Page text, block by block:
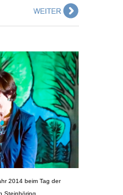
2014 beim Tag der
Steinhöring.